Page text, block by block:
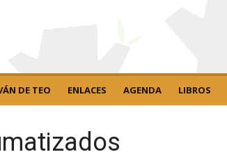
DE TEO ENLACES AGENDA LIBROS